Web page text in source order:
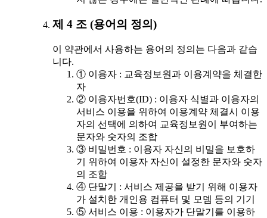
제 4 조 (용어의 정의)
이 약관에서 사용하는 용어의 정의는 다음과 같습
니다.
① 이용자 : 교육정보원과 이용계약을 체결한
자
② 이용자번호(ID) : 이용자 식별과 이용자의
서비스 이용을 위하여 이용계약 체결시 이용
자의 선택에 의하여 교육정보원이 부여하는
문자와 숫자의 조합
③ 비밀번호 : 이용자 자신의 비밀을 보호하
기 위하여 이용자 자신이 설정한 문자와 숫자
의 조합
④ 단말기 : 서비스 제공을 받기 위해 이용자
가 설치한 개인용 컴퓨터 및 모뎀 등의 기기
⑤ 서비스 이용 : 이용자가 단말기를 이용하